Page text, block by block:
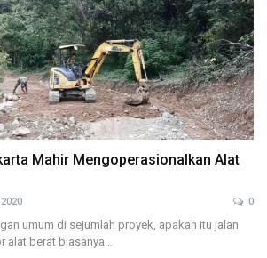
Mahir Mengoperasionalkan Alat
0
umum di sejumlah proyek, apakah itu jalan
alat berat biasanya…